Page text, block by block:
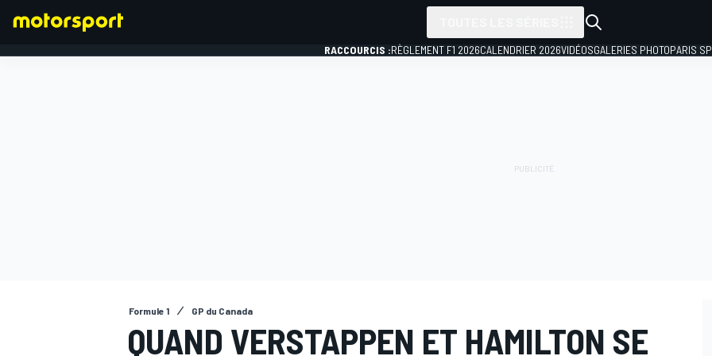
RACCOURCIS :RÈGLEMENT F1 2026CALENDRIER 2026VIDÉOSGALERIES PHOTOPARIS
Formule 1 GP du Canada
QUAND VERSTAPPEN ET HAMILTON SE